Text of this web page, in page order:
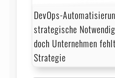
DevOps-
strategische
doch Unternehmen
Strategie